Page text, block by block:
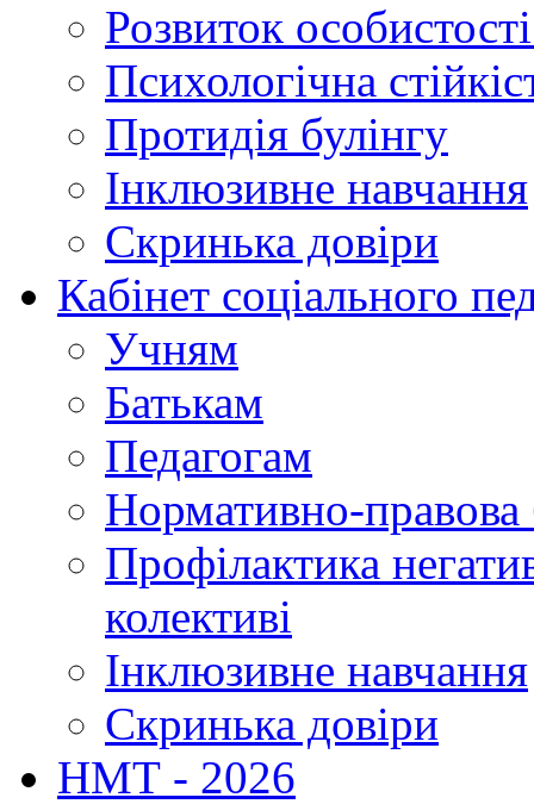
Розвиток
Психологічна
Протидія булінгу
Інклюзивне навчання
Скринька довіри
Кабінет соціального
Учням
Батькам
Педагогам
Нормативно-правова
Профілактика
колективі
Інклюзивне навчання
Скринька довіри
НМТ - 2026